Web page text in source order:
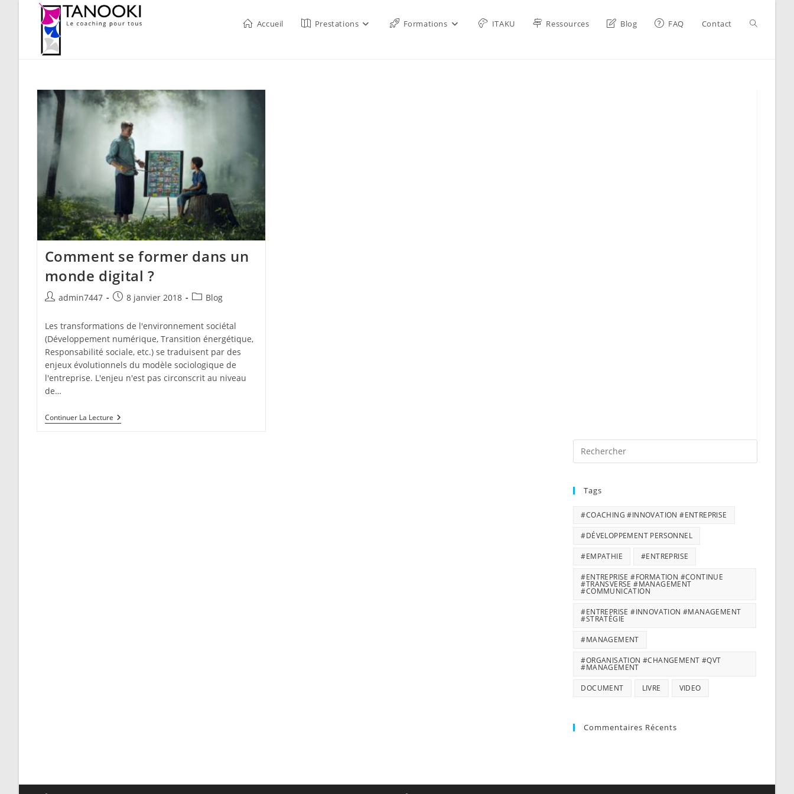
Accueil Prestations Formations ITAKU Ressources Blog FAQ Contact Toggle
Comment se former dans un
monde digital ?
Auteur/autrice
la
publication :
admin7447
Publication
8 janvier 2018
PostBlog
Les transformations de l'environnement sociétal
(Développement numérique, Transition énergétique,
Responsabilité sociale, etc.) se traduisent par des
enjeux évolutionnels du modèle sociologique de
l'entreprise. L'enjeu n'est pas circonscrit au niveau
de…
Continuer La LectureComment
Se
Tags
#COACHING #INNOVATION #ENTREPRISE
#DÉVELOPPEMENT PERSONNEL
#EMPATHIE #ENTREPRISE
#ENTREPRISE #FORMATION #CONTINUE
#TRANSVERSE #MANAGEMENT
#COMMUNICATION
#ENTREPRISE #INNOVATION #MANAGEMENT
#STRATÉGIE
#MANAGEMENT
#ORGANISATION #CHANGEMENT #QVT
#MANAGEMENT
DOCUMENT LIVRE VIDEO
Commentaires Récents